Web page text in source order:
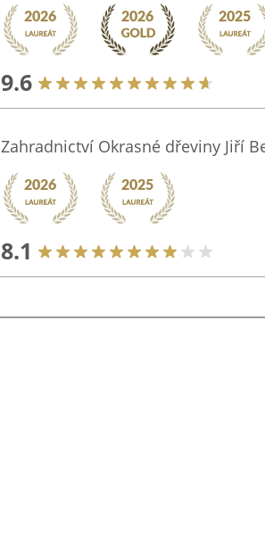
9.6
Zahradnictví Okrasné dřeviny Jiří
8.1